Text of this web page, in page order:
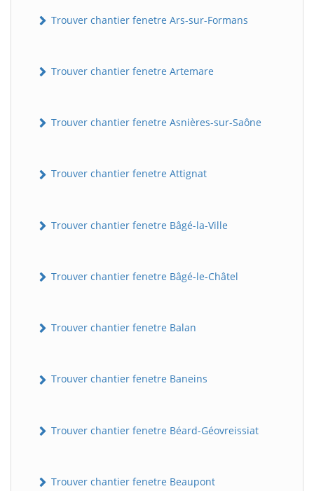
Trouver chantier fenetre Ars-sur-Formans
Trouver chantier fenetre Artemare
Trouver chantier fenetre Asnières-sur-Saône
Trouver chantier fenetre Attignat
Trouver chantier fenetre Bâgé-la-Ville
Trouver chantier fenetre Bâgé-le-Châtel
Trouver chantier fenetre Balan
Trouver chantier fenetre Baneins
Trouver chantier fenetre Béard-Géovreissiat
Trouver chantier fenetre Beaupont